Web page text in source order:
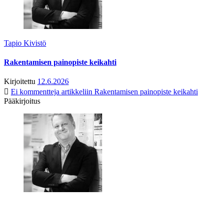
Tapio Kivistö
Rakentamisen painopiste keikahti
Kirjoitettu 12.6.2026
Ei kommentteja artikkeliin Rakentamisen painopiste keikahti
Pääkirjoitus